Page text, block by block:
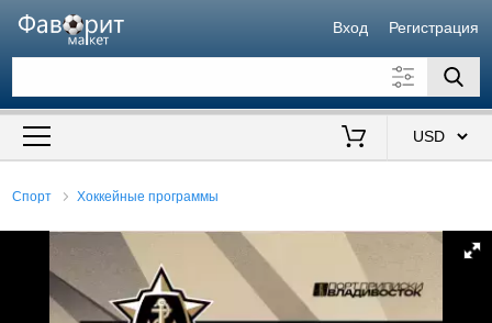
Вход Регистрация
Искать также в описании
Спорт Хоккейные программы